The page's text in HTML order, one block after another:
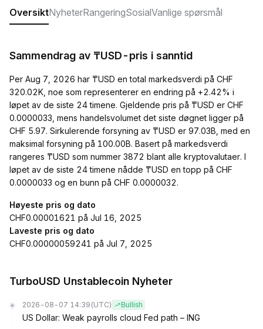
OversiktNyheterRangeringSosialVanlige spørsmål
Sammendrag av ₸USD-pris i sanntid
Per Aug 7, 2026 har ₸USD en total markedsverdi på CHF
320.02K, noe som representerer en endring på +2.42% i
løpet av de siste 24 timene. Gjeldende pris på ₸USD er CHF
0.0000033, mens handelsvolumet det siste døgnet ligger på
CHF 5.97. Sirkulerende forsyning av ₸USD er 97.03B, med en
maksimal forsyning på 100.00B. Basert på markedsverdi
rangeres ₸USD som nummer 3872 blant alle kryptovalutaer. I
løpet av de siste 24 timene nådde ₸USD en topp på CHF
0.0000033 og en bunn på CHF 0.0000032.
Høyeste pris og dato
CHF0.00001621 på Jul 16, 2025
Laveste pris og dato
CHF0.00000059241 på Jul 7, 2025
TurboUSD Unstablecoin Nyheter
2026-08-07 14:39 (UTC) Bullish
US Dollar: Weak payrolls cloud Fed path – ING